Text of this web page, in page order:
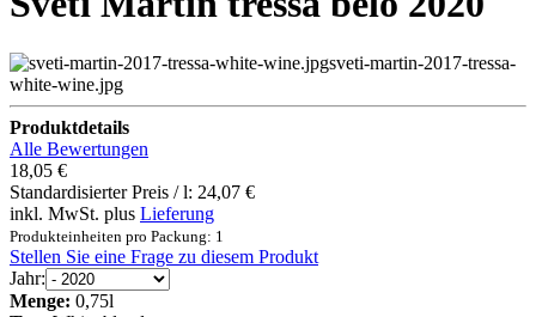
sveti-martin-2017-tressa-
white-wine.jpg
Produktdetails
Alle Bewertungen
18,05 €
Standardisierter Preis / l: 24,07 €
inkl. MwSt. plus Lieferung
Produkteinheiten pro Packung: 1
Stellen Sie eine Frage zu diesem Produkt
Jahr:
Menge: 0,75l